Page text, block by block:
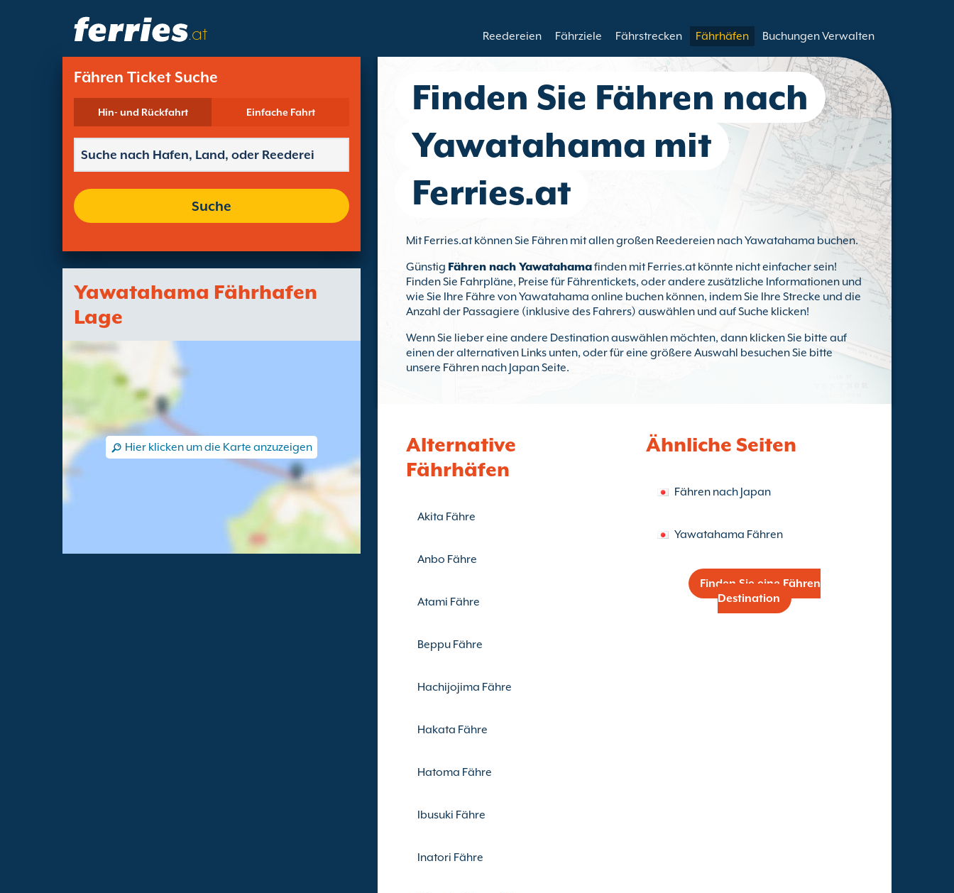
.at Reedereien Fährziele Fährstrecken Fährhäfen Buchungen Verwalten
Fähren Ticket Suche
Hin- und Rückfahrt Einfache Fahrt
Suche
Yawatahama Fährhafen
Lage
Hier klicken um die Karte anzuzeigen
Finden Sie Fähren nach
Yawatahama mit
Ferries.at
Mit Ferries.at können Sie Fähren mit allen großen Reedereien nach Yawatahama buchen.
Günstig Fähren nach Yawatahamafinden mit Ferries.at könnte nicht einfacher sein!
Finden Sie Fahrpläne, Preise für Fährentickets, oder andere zusätzliche Informationen und
wie Sie Ihre Fähre von Yawatahama online buchen können, indem Sie Ihre Strecke und die
Anzahl der Passagiere (inklusive des Fahrers) auswählen und auf Suche klicken!
Wenn Sie lieber eine andere Destination auswählen möchten, dann klicken Sie bitte auf
einen der alternativen Links unten, oder für eine größere Auswahl besuchen Sie bitte
unsere Fähren nach Japan Seite.
Alternative
Fährhäfen
Akita Fähre
Anbo Fähre
Atami Fähre
Beppu Fähre
Hachijojima Fähre
Hakata Fähre
Hatoma Fähre
Ibusuki Fähre
Inatori Fähre
Ähnliche Seiten
Fähren nach Japan
Yawatahama Fähren
Finden Sie eine Fähren
Destination